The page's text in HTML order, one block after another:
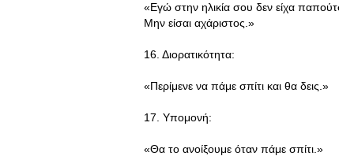
«Εγώ στην ηλικία σου δεν είχα
Μην είσαι αχάριστος.»
16. Διορατικότητα:
«Περίμενε να πάμε σπίτι και θα δεις.»
17. Υπομονή:
«Θα το ανοίξουμε όταν πάμε σπίτι.»